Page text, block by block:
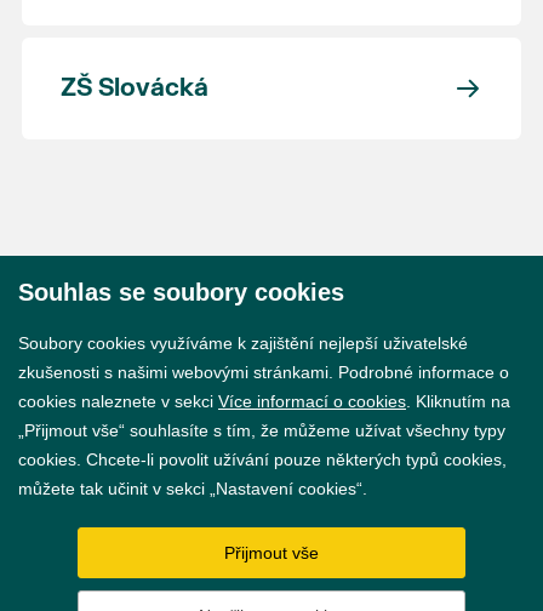
ZŠ Slovácká
GDPR
Nastavení cookies
Souhlas se soubory cookies
Soubory cookies využíváme k zajištění nejlepší uživatelské
zkušenosti s našimi webovými stránkami. Podrobné informace o
cookies naleznete v sekci Více informací o cookies . Kliknutím na
„Přijmout vše“ souhlasíte s tím, že můžeme užívat všechny typy
cookies. Chcete-li povolit užívání pouze některých typů cookies,
můžete tak učinit v sekci „Nastavení cookies“.
Přijmout vše